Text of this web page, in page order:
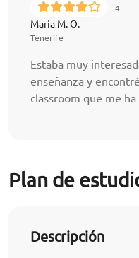
4
María M. O.
Tenerife
Estaba muy
enseñanza y
classroom que me
Plan de
Descripción